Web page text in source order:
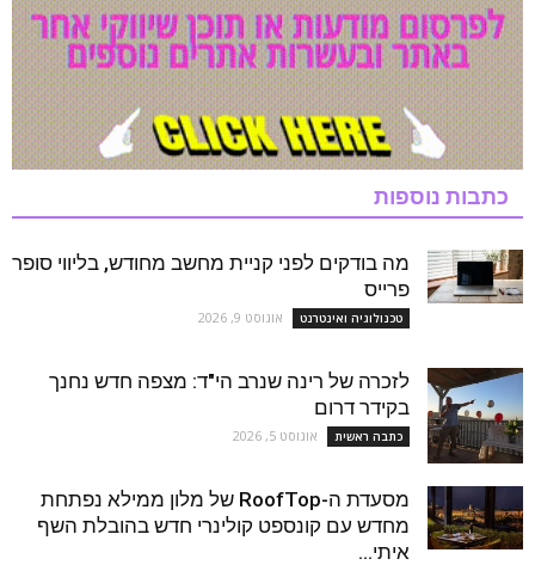
כתבות נוספות
מה בודקים לפני קניית מחשב מחודש, בליווי סופר
פרייס
טכנולוגיה ואינטרנט אוגוסט 9, 2026
לזכרה של רינה שנרב הי"ד: מצפה חדש נחנך
בקידר דרום
כתבה ראשית אוגוסט 5, 2026
מסעדת ה-RoofTop של מלון ממילא נפתחת
מחדש עם קונספט קולינרי חדש בהובלת השף
איתי...